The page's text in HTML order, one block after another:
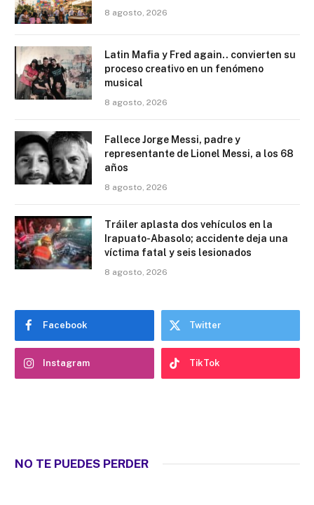
8 agosto, 2026
Latin Mafia y Fred again.. convierten su
proceso creativo en un fenómeno
musical
8 agosto, 2026
Fallece Jorge Messi, padre y
representante de Lionel Messi, a los 68
años
8 agosto, 2026
Tráiler aplasta dos vehículos en la
Irapuato-Abasolo; accidente deja una
víctima fatal y seis lesionados
8 agosto, 2026
Facebook Twitter
Instagram TikTok
NO TE PUEDES PERDER